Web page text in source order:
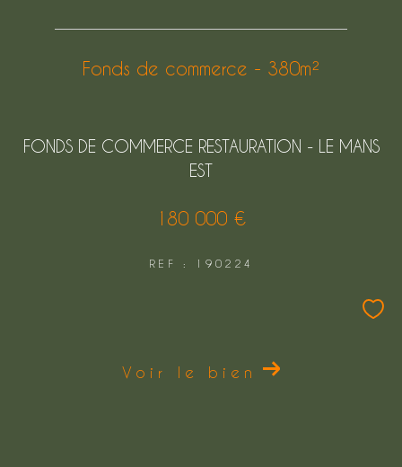
Fonds de commerce - 380m²
FONDS DE COMMERCE RESTAURATION - LE MANS
EST
180 000 €
REF : 190224
Voir le bien